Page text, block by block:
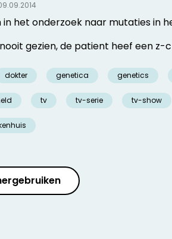
het onderzoek naar mutaties in
gezien, de patient heef een z-
dokter genetica genetics
tv tv-serie tv-show